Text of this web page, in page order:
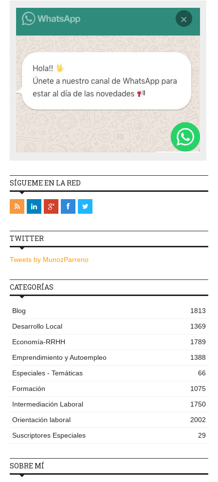
SÍGUEME EN LA RED
TWITTER
Tweets by MunozParreno
CATEGORÍAS
Blog
1813
Desarrollo Local
1369
Economía-RRHH
1789
Emprendimiento y Autoempleo
1388
Especiales - Temáticas
66
Formación
1075
Intermediación Laboral
1750
Orientación laboral
2002
Suscriptores Especiales
29
SOBRE MÍ